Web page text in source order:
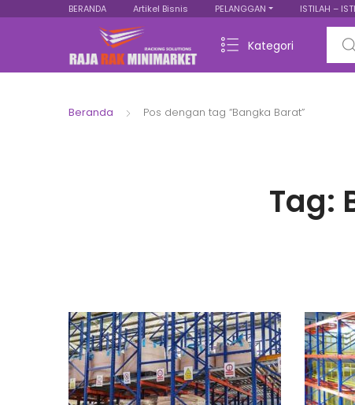
BERANDA Artikel Bisnis PELANGGAN ISTILAH –
Kategori
Beranda Pos dengan tag “Bangka Barat”
Tag: